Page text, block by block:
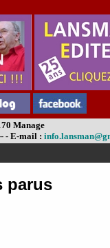
Manage
- E-mail :
parus